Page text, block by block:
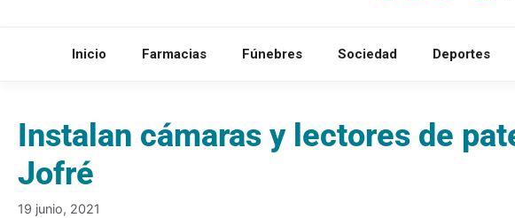
Inicio Farmacias Fúnebres Sociedad Deportes
Instalan cámaras y lectores de
Jofré
19 junio, 2021